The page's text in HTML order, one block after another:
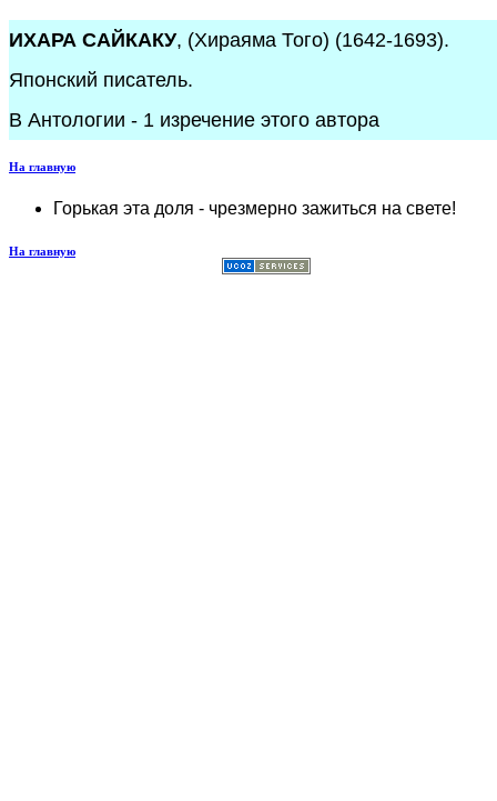
ИХАРА САЙКАКУ, (Хираяма Того) (1642-1693).
Японский писатель.
В Антологии - 1 изречение этого автора
На главную
Горькая эта доля - чрезмерно зажиться на свете!
На главную